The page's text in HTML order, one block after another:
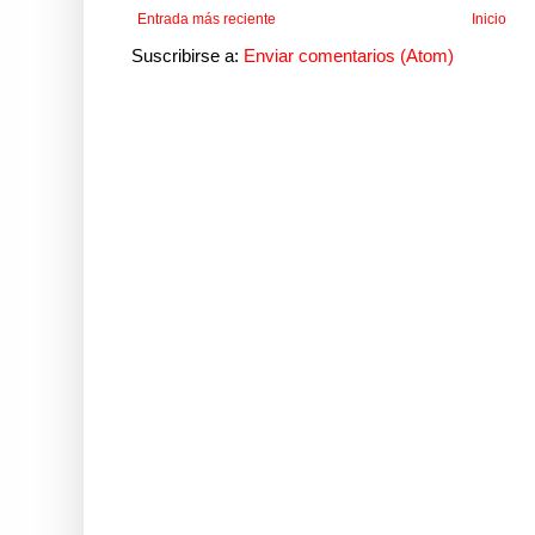
Entrada más reciente Inicio
Suscribirse a: Enviar comentarios (Atom)